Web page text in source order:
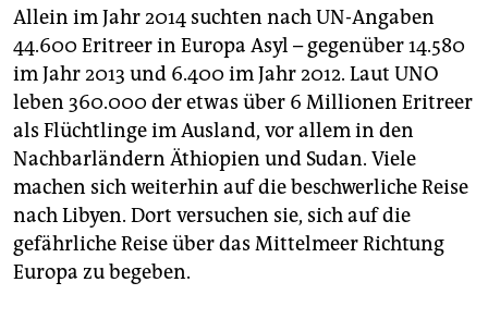
Allein im Jahr 2014 suchten nach UN-Angaben
44.600 Eritreer in Europa Asyl – gegenüber 14.580
im Jahr 2013 und 6.400 im Jahr 2012. Laut UNO
leben 360.000 der etwas über 6 Millionen Eritreer
als Flüchtlinge im Ausland, vor allem in den
Nachbarländern Äthiopien und Sudan. Viele
machen sich weiterhin auf die beschwerliche Reise
nach Libyen. Dort versuchen sie, sich auf die
gefährliche Reise über das Mittelmeer Richtung
Europa zu begeben.